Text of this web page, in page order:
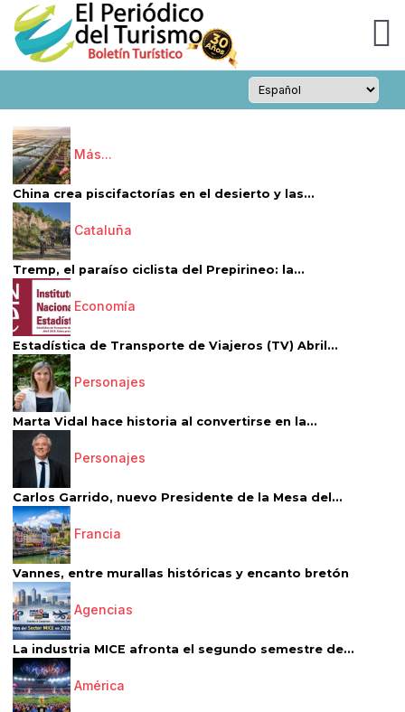
Más...
China crea piscifactorías en el desierto y las...
Cataluña
Tremp, el paraíso ciclista del Prepirineo: la...
Economía
Estadística de Transporte de Viajeros (TV) Abril...
Personajes
Marta Vidal hace historia al convertirse en la...
Personajes
Carlos Garrido, nuevo Presidente de la Mesa del...
Francia
Vannes, entre murallas históricas y encanto bretón
Agencias
La industria MICE afronta el segundo semestre de...
América